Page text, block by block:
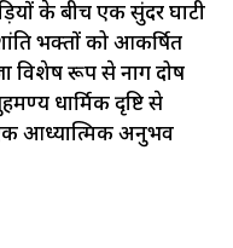
के बीच एक सुंदर घाटी
भक्तों को आकर्षित
विशेष रूप से नाग दोष
धार्मिक दृष्टि से
आध्यात्मिक अनुभव